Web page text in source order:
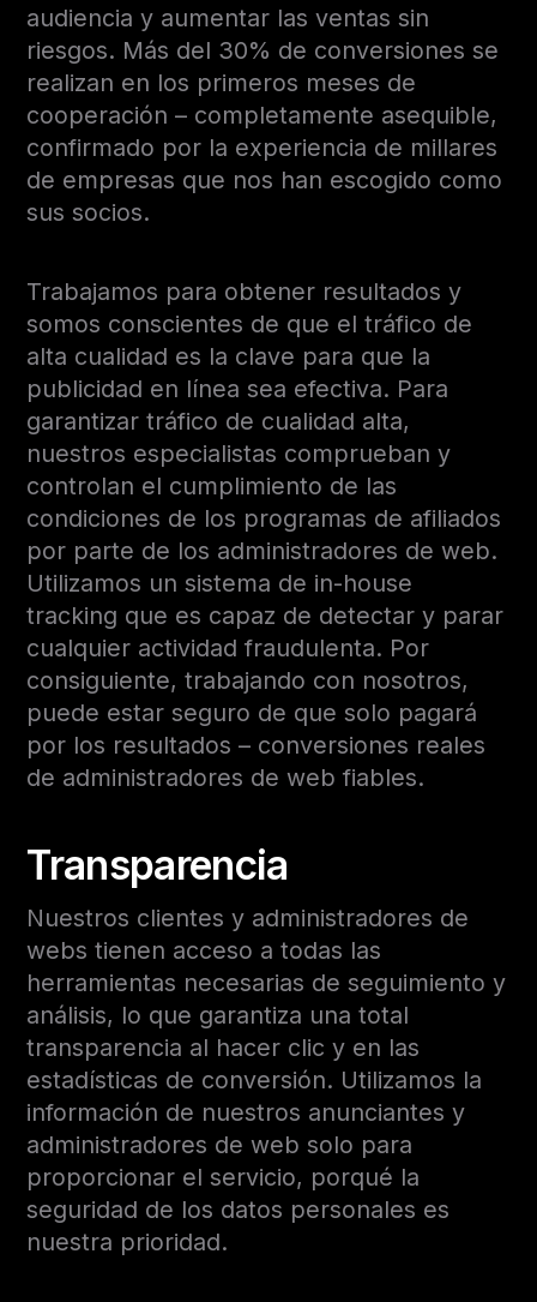
audiencia y aumentar las ventas sin
riesgos. Más del 30% de conversiones se
realizan en los primeros meses de
cooperación – completamente asequible,
confirmado por la experiencia de millares
de empresas que nos han escogido como
sus socios.
Trabajamos para obtener resultados y
somos conscientes de que el tráfico de
alta cualidad es la clave para que la
publicidad en línea sea efectiva. Para
garantizar tráfico de cualidad alta,
nuestros especialistas comprueban y
controlan el cumplimiento de las
condiciones de los programas de afiliados
por parte de los administradores de web.
Utilizamos un sistema de in-house
tracking que es capaz de detectar y parar
cualquier actividad fraudulenta. Por
consiguiente, trabajando con nosotros,
puede estar seguro de que solo pagará
por los resultados – conversiones reales
de administradores de web fiables.
Transparencia
Nuestros clientes y administradores de
webs tienen acceso a todas las
herramientas necesarias de seguimiento y
análisis, lo que garantiza una total
transparencia al hacer clic y en las
estadísticas de conversión. Utilizamos la
información de nuestros anunciantes y
administradores de web solo para
proporcionar el servicio, porqué la
seguridad de los datos personales es
nuestra prioridad.